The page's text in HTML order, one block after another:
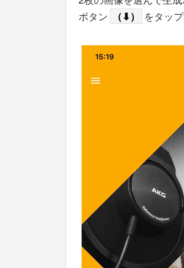
ボタン
（⬇） をタッ